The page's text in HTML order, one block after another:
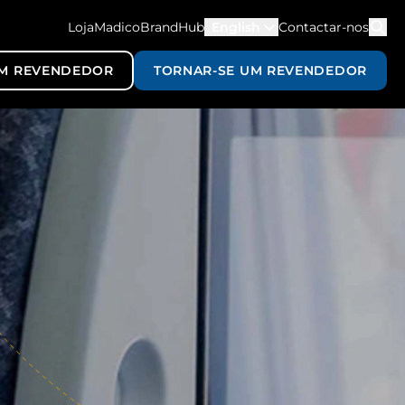
LojaMadicoBrandHub Contactar-nos
REVENDEDOR TORNAR-SE UM REVENDEDOR